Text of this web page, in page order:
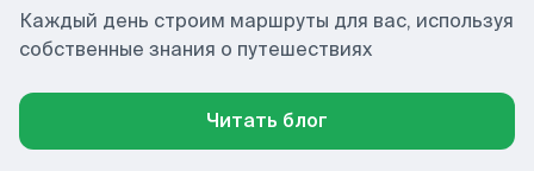
Каждый день строим маршруты для вас, используя
собственные знания о путешествиях
Читать блог